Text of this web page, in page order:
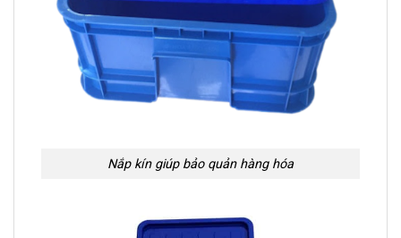
Nắp kín giúp bảo quản hàng hóa